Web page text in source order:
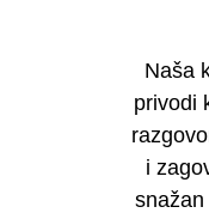
Naša
privodi
i